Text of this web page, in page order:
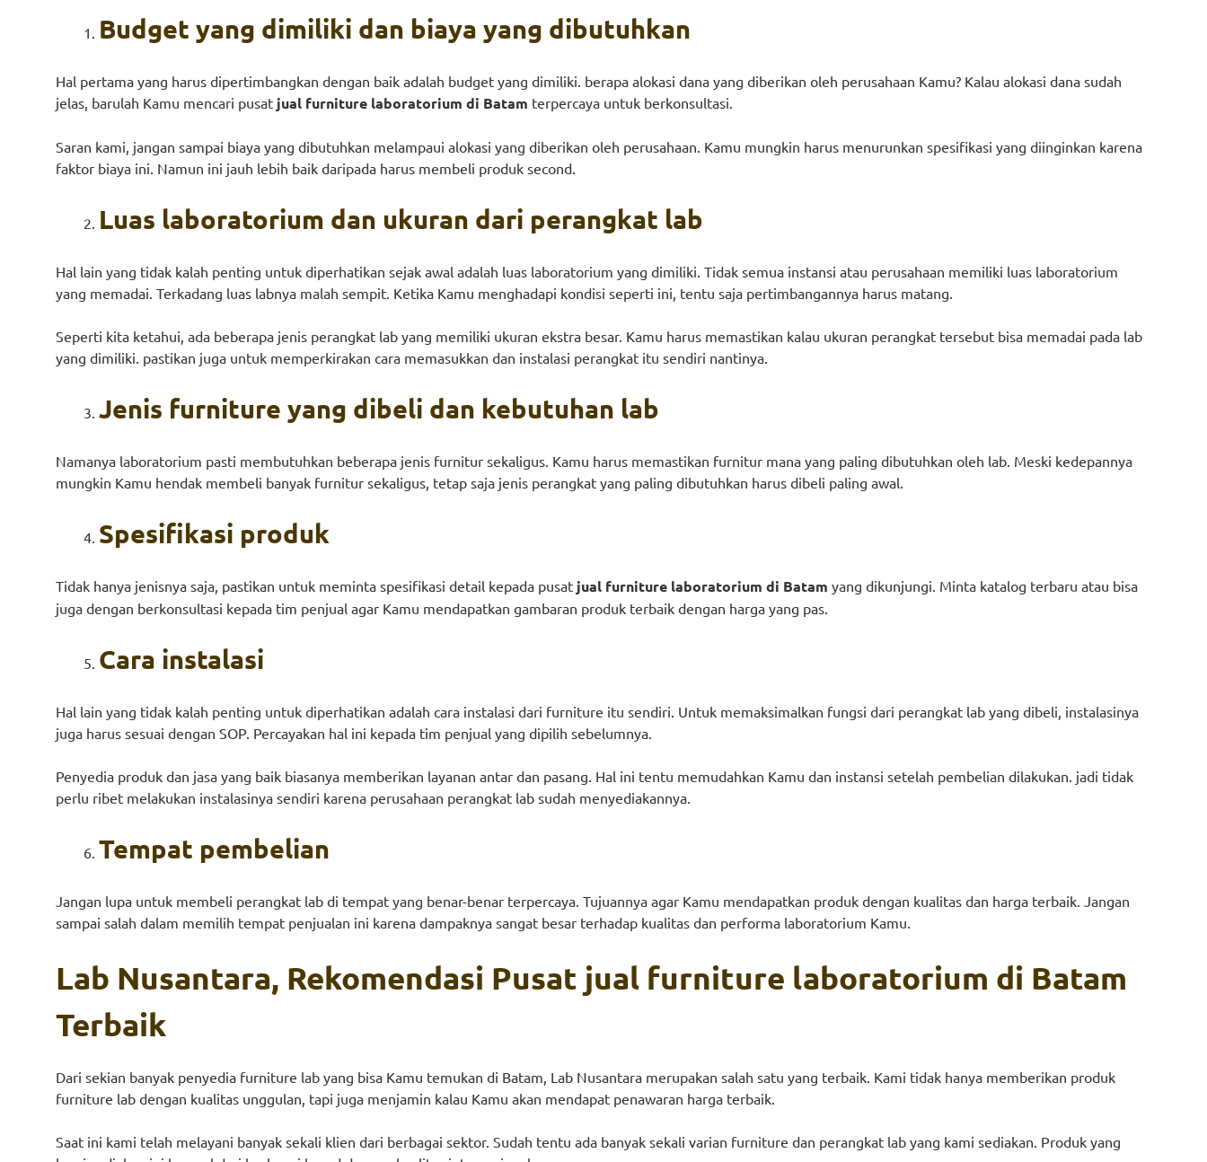
Budget yang dimiliki dan biaya yang dibutuhkan
Hal pertama yang harus dipertimbangkan dengan baik adalah budget yang dimiliki. berapa alokasi dana yang diberikan oleh perusahaan Kamu? Kalau alokasi dana sudah
jelas, barulah Kamu mencari pusat jual furniture laboratorium di Batam terpercaya untuk berkonsultasi.
Saran kami, jangan sampai biaya yang dibutuhkan melampaui alokasi yang diberikan oleh perusahaan. Kamu mungkin harus menurunkan spesifikasi yang diinginkan karena
faktor biaya ini. Namun ini jauh lebih baik daripada harus membeli produk second.
Luas laboratorium dan ukuran dari perangkat lab
Hal lain yang tidak kalah penting untuk diperhatikan sejak awal adalah luas laboratorium yang dimiliki. Tidak semua instansi atau perusahaan memiliki luas laboratorium
yang memadai. Terkadang luas labnya malah sempit. Ketika Kamu menghadapi kondisi seperti ini, tentu saja pertimbangannya harus matang.
Seperti kita ketahui, ada beberapa jenis perangkat lab yang memiliki ukuran ekstra besar. Kamu harus memastikan kalau ukuran perangkat tersebut bisa memadai pada lab
yang dimiliki. pastikan juga untuk memperkirakan cara memasukkan dan instalasi perangkat itu sendiri nantinya.
Jenis furniture yang dibeli dan kebutuhan lab
Namanya laboratorium pasti membutuhkan beberapa jenis furnitur sekaligus. Kamu harus memastikan furnitur mana yang paling dibutuhkan oleh lab. Meski kedepannya
mungkin Kamu hendak membeli banyak furnitur sekaligus, tetap saja jenis perangkat yang paling dibutuhkan harus dibeli paling awal.
Spesifikasi produk
Tidak hanya jenisnya saja, pastikan untuk meminta spesifikasi detail kepada pusat jual furniture laboratorium di Batam yang dikunjungi. Minta katalog terbaru atau bisa
juga dengan berkonsultasi kepada tim penjual agar Kamu mendapatkan gambaran produk terbaik dengan harga yang pas.
Cara instalasi
Hal lain yang tidak kalah penting untuk diperhatikan adalah cara instalasi dari furniture itu sendiri. Untuk memaksimalkan fungsi dari perangkat lab yang dibeli, instalasinya
juga harus sesuai dengan SOP. Percayakan hal ini kepada tim penjual yang dipilih sebelumnya.
Penyedia produk dan jasa yang baik biasanya memberikan layanan antar dan pasang. Hal ini tentu memudahkan Kamu dan instansi setelah pembelian dilakukan. jadi tidak
perlu ribet melakukan instalasinya sendiri karena perusahaan perangkat lab sudah menyediakannya.
Tempat pembelian
Jangan lupa untuk membeli perangkat lab di tempat yang benar-benar terpercaya. Tujuannya agar Kamu mendapatkan produk dengan kualitas dan harga terbaik. Jangan
sampai salah dalam memilih tempat penjualan ini karena dampaknya sangat besar terhadap kualitas dan performa laboratorium Kamu.
Lab Nusantara, Rekomendasi Pusat jual furniture laboratorium di Batam
Terbaik
Dari sekian banyak penyedia furniture lab yang bisa Kamu temukan di Batam, Lab Nusantara merupakan salah satu yang terbaik. Kami tidak hanya memberikan produk
furniture lab dengan kualitas unggulan, tapi juga menjamin kalau Kamu akan mendapat penawaran harga terbaik.
Saat ini kami telah melayani banyak sekali klien dari berbagai sektor. Sudah tentu ada banyak sekali varian furniture dan perangkat lab yang kami sediakan. Produk yang